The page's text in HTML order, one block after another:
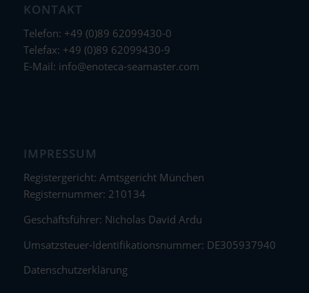
KONTAKT
Telefon: +49 (0)89 62099430-0
Telefax: +49 (0)89 62099430-9
E-Mail: info@enoteca-seamaster.com
IMPRESSUM
Registergericht: Amtsgericht München
Registernummer: 210134
Geschäftsführer: Nicholas David Ardu
Umsatzsteuer-Identifikationsnummer: DE305937940
Datenschutzerklärung